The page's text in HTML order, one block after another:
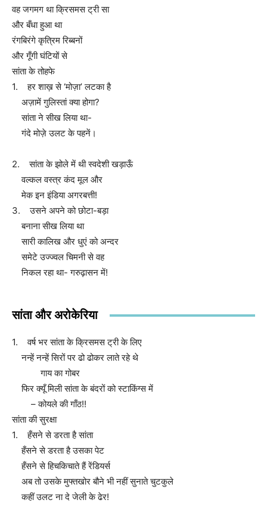
वह जगमग था क्रिसमस ट्री सा
और बँधा हुआ था
रंगबिरंगे कृत्रिम रिब्बनों
और गूँगी घंटियों से
सांता के तोहफे
1. हर शाख़ से ‘मोज़ा’ लटका है
अज़ामें गुलिस्तां क्या होगा?
सांता ने सीख लिया था-
गंदे मोज़े उलट के पहनें।
2. सांता के झोले में थी स्वदेशी खड़ाऊँ
वल्कल वस्त्र कंद मूल और
मेक इन इंडिया अगरबत्ती!
3. उसने अपने को छोटा-बड़ा
बनाना सीख लिया था
सारी कालिख और धुएं को अन्दर
समेटे उज्ज्वल चिमनी से वह
निकल रहा था- गरुढ़ासन में!
सांता और अरोकेरिया
1. वर्ष भर सांता के क्रिसमस ट्री के लिए
नन्हें नन्हें सिरों पर ढो ढोकर लाते रहे थे
गाय का गोबर
फिर क्यूँ मिली सांता के बंदरों को स्टाकिंग्स में
– कोयले की गाँठ!!
सांता की सुरक्षा
1. हँसने से डरता है सांता
हँसने से डरता है उसका पेट
हँसने से हिचकिचाते हैं रेंडियर्स
अब तो उसके मुफ्तखोर बौने भी नहीं सुनाते चुटकुले
कहीं उलट ना दे जेली के ढेर!